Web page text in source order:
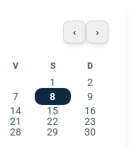
‹ ›
V S D
1
2
7 8
9
14 15
16
21 22
23
28 29
30